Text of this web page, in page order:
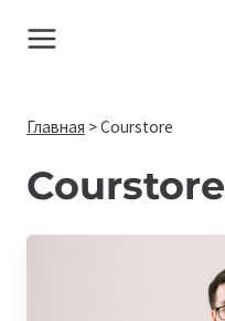
Главная >Courstore
Courstore